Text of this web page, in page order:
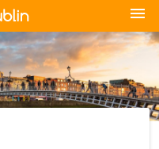
menu